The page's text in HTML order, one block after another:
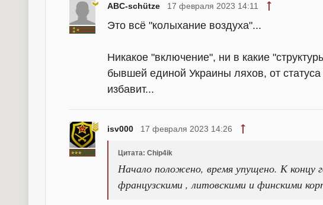
ABC-schütze 17 февраля 2023 14:11
Это всё "колыхание воздуха"...
Никакое "включение", ни в какие
бывшей единой Украины ляхов, от
избавит...
isv000 17 февраля 2023 14:26
Цитата: Chip4ik
Начало положено, время упущено. К концу
французскими , литовскими и финскими